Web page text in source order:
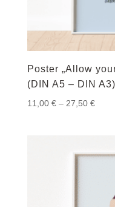
Poster „Allow
(DIN A5 – DIN A3)
11,00 € – 27,50 €